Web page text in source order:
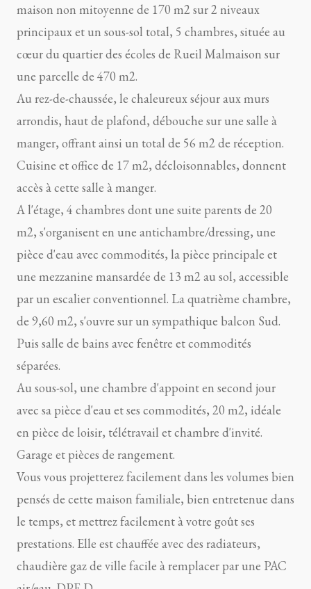
maison non mitoyenne de 170 m2 sur 2 niveaux
principaux et un sous-sol total, 5 chambres, située au
cœur du quartier des écoles de Rueil Malmaison sur
une parcelle de 470 m2.
Au rez-de-chaussée, le chaleureux séjour aux murs
arrondis, haut de plafond, débouche sur une salle à
manger, offrant ainsi un total de 56 m2 de réception.
Cuisine et office de 17 m2, décloisonnables, donnent
accès à cette salle à manger.
A l'étage, 4 chambres dont une suite parents de 20
m2, s'organisent en une antichambre/dressing, une
pièce d'eau avec commodités, la pièce principale et
une mezzanine mansardée de 13 m2 au sol, accessible
par un escalier conventionnel. La quatrième chambre,
de 9,60 m2, s'ouvre sur un sympathique balcon Sud.
Puis salle de bains avec fenêtre et commodités
séparées.
Au sous-sol, une chambre d'appoint en second jour
avec sa pièce d'eau et ses commodités, 20 m2, idéale
en pièce de loisir, télétravail et chambre d'invité.
Garage et pièces de rangement.
Vous vous projetterez facilement dans les volumes bien
pensés de cette maison familiale, bien entretenue dans
le temps, et mettrez facilement à votre goût ses
prestations. Elle est chauffée avec des radiateurs,
chaudière gaz de ville facile à remplacer par une PAC